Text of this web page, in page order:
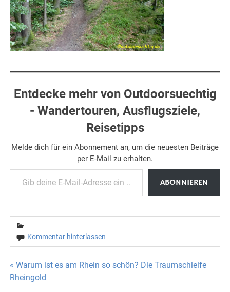
Entdecke mehr von Outdoorsuechtig
- Wandertouren, Ausflugsziele,
Reisetipps
Melde dich für ein Abonnement an, um die neuesten Beiträge
per E-Mail zu erhalten.
Gib deine E-Mail-Adresse ein ...
ABONNIEREN
Kommentar hinterlassen
Beitragsnavigation
« Warum ist es am Rhein so schön? Die Traumschleife
Rheingold